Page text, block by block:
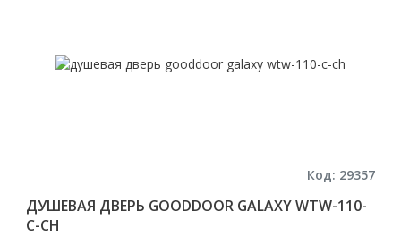
Код: 29357
ДУШЕВАЯ ДВЕРЬ GOODDOOR GALAXY WTW-110-
C-CH